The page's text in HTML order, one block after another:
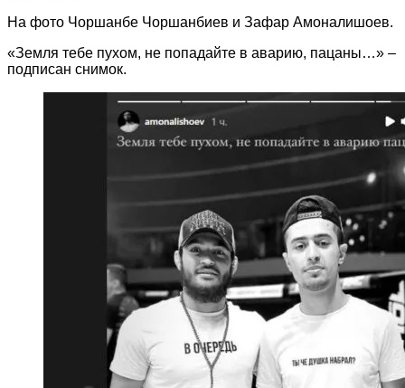
На фото Чоршанбе Чоршанбиев и Зафар Амоналишоев.
«Земля тебе пухом, не попадайте в аварию, пацаны…» –
подписан снимок.